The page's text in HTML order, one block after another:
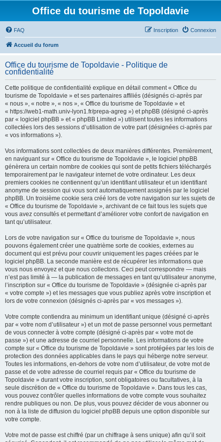
Office du tourisme de Topoldavie
FAQ Connexion
Inscription
Accueil du forum
Office du tourisme de Topoldavie - Politique de
confidentialité
Cette politique de confidentialité explique en détail comment « Office du
tourisme de Topoldavie » et ses partenaires affiliés (désignés ci-après par
« nous », « notre », « nos », « Office du tourisme de Topoldavie » et
« https://web1-math.univ-lyon1.fr/prepa-agreg ») et phpBB (désigné ci-après
par « logiciel phpBB » et « phpBB Limited ») utilisent toutes les informations
collectées lors des sessions d’utilisation de votre part (désignées ci-après par
« vos informations »).
Vos informations sont collectées de deux manières différentes. Premièrement,
en naviguant sur « Office du tourisme de Topoldavie », le logiciel phpBB
génèrera un certain nombre de cookies qui sont de petits fichiers téléchargés
temporairement par le navigateur internet de votre ordinateur. Les deux
premiers cookies ne contiennent qu’un identifiant utilisateur et un identifiant
anonyme de session qui vous sont automatiquement assignés par le logiciel
phpBB. Un troisième cookie sera créé lors de votre navigation sur les sujets de
« Office du tourisme de Topoldavie », archivant de ce fait tous les sujets que
vous avez consultés et permettant d’améliorer votre confort de navigation en
tant qu’utilisateur.
Lors de votre navigation sur « Office du tourisme de Topoldavie », nous
pouvons également créer une quatrième sorte de cookies, externes au
document qui est prévu pour couvrir uniquement les pages créées par le
logiciel phpBB. La seconde manière est de récupérer les informations que
vous nous envoyez et que nous collectons. Ceci peut correspondre — mais
n’est pas limité à — la publication de messages en tant qu’utilisateur anonyme,
l’inscription sur « Office du tourisme de Topoldavie » (désignée ci-après par
« votre compte ») et les messages que vous publiez après votre inscription et
lors de votre connexion (désignés ci-après par « vos messages »).
Votre compte contiendra au minimum un identifiant unique (désigné ci-après
par « votre nom d’utilisateur ») et un mot de passe personnel vous permettant
de vous connecter à votre compte (désigné ci-après par « votre mot de
passe ») et une adresse de courriel personnelle. Les informations de votre
compte sur « Office du tourisme de Topoldavie » sont protégées par les lois de
protection des données applicables dans le pays qui héberge notre serveur.
Toutes les informations, en-dehors de votre nom d’utilisateur, de votre mot de
passe et de votre adresse de courriel requis par « Office du tourisme de
Topoldavie » durant votre inscription, sont obligatoires ou facultatives, à la
seule discrétion de « Office du tourisme de Topoldavie ». Dans tous les cas,
vous pouvez contrôler quelles informations de votre compte vous souhaitez
rendre publiques ou non. De plus, vous pouvez décider de vous abonner ou
non à la liste de diffusion du logiciel phpBB depuis une option disponible sur
votre compte.
Votre mot de passe est chiffré (par un chiffrage à sens unique) afin qu’il soit